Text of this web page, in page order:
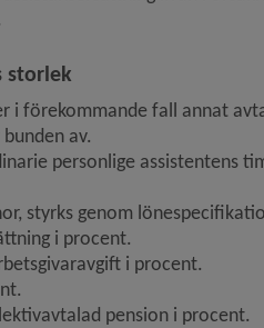
storlek
i förekommande fall annat
av.
personlige assistentens
styrks genom
i procent.
i procent.
pension i procent.